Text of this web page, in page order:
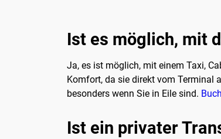
Ist es möglich, mit
Ja, es ist möglich, mit einem Taxi,
Komfort, da sie direkt vom Terminal
besonders wenn Sie in Eile sind.
Ist ein privater